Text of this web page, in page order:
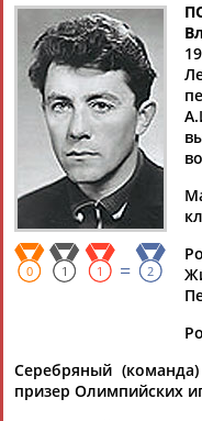
Найдено: 1
Владимир
ПОРТНОЙ
Ваш запрос:
Документы 1-1 из 1
Владимир Сабадаш:
Фомин
...Толстых;
ВладимирКозлов,
0 1 1 = 2
Серебряный
призер Олимпийских